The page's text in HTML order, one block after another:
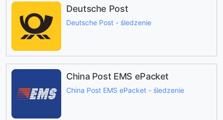
Deutsche Post
Deutsche Post - śledzenie
China Post EMS ePacket
China Post EMS ePacket - śledzenie